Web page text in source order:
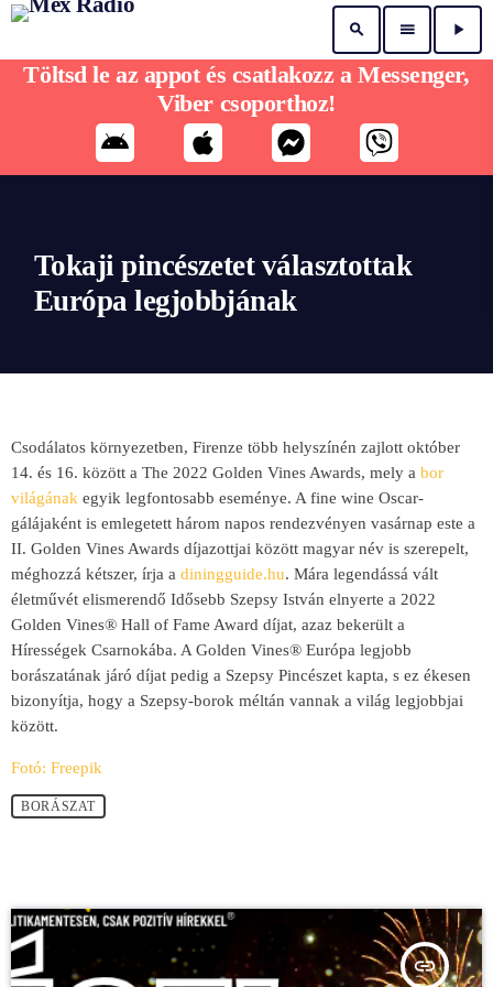
search menu play_arrow
Tokaji pincészetet választottak
Európa legjobbjának
Csodálatos környezetben, Firenze több helyszínén zajlott október
14. és 16. között a The 2022 Golden Vines Awards, mely a bor
világának egyik legfontosabb eseménye. A fine wine Oscar-
gálájaként is emlegetett három napos rendezvényen vasárnap este a
II. Golden Vines Awards díjazottjai között magyar név is szerepelt,
méghozzá kétszer, írja a diningguide.hu. Mára legendássá vált
életművét elismerendő Idősebb Szepsy István elnyerte a 2022
Golden Vines® Hall of Fame Award díjat, azaz bekerült a
Hírességek Csarnokába. A Golden Vines® Európa legjobb
borászatának járó díjat pedig a Szepsy Pincészet kapta, s ez ékesen
bizonyítja, hogy a Szepsy-borok méltán vannak a világ legjobbjai
között.
Fotó: Freepik
BORÁSZAT
insert_link
Töltsd le az appot és csatlakozz a Messenger,
Viber csoporthoz!